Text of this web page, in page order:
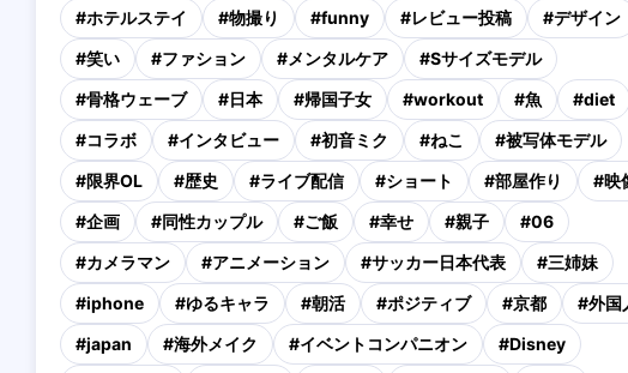
#ホテルステイ #物撮り #funny #レビュー投稿 #デザイン
#笑い #ファション #メンタルケア #Sサイズモデル
#骨格ウェーブ #日本 #帰国子女 #workout #魚 #diet
#コラボ #インタビュー #初音ミク #ねこ #被写体モデル
#限界OL #歴史 #ライブ配信 #ショート #部屋作り #映
#企画 #同性カップル #ご飯 #幸せ #親子 #06
#カメラマン #アニメーション #サッカー日本代表 #三姉妹
#iphone #ゆるキャラ #朝活 #ポジティブ #京都 #外国
#japan #海外メイク #イベントコンパニオン #Disney